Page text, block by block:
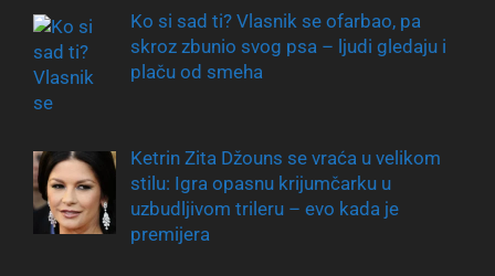
Ko si sad ti? Vlasnik se ofarbao, pa
skroz zbunio svog psa – ljudi gledaju i
plaču od smeha
Ketrin Zita Džouns se vraća u velikom
stilu: Igra opasnu krijumčarku u
uzbudljivom trileru – evo kada je
premijera